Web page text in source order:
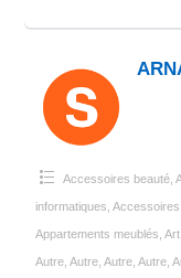
Accessoires beauté,
informatiques
Appartements meublés
Autre, Autre, Autre, Autre,